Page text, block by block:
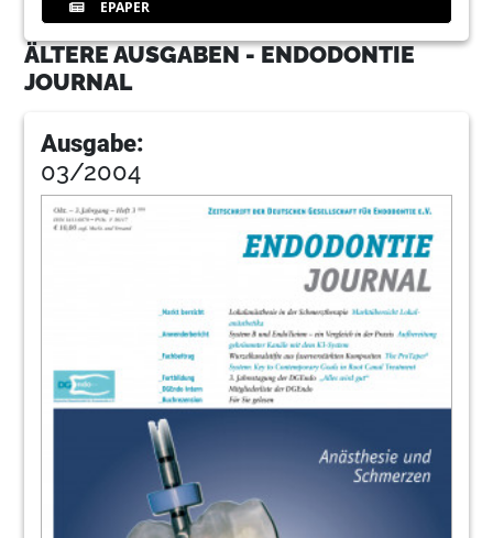
EPAPER
ÄLTERE AUSGABEN - ENDODONTIE
JOURNAL
Ausgabe:
03/2004